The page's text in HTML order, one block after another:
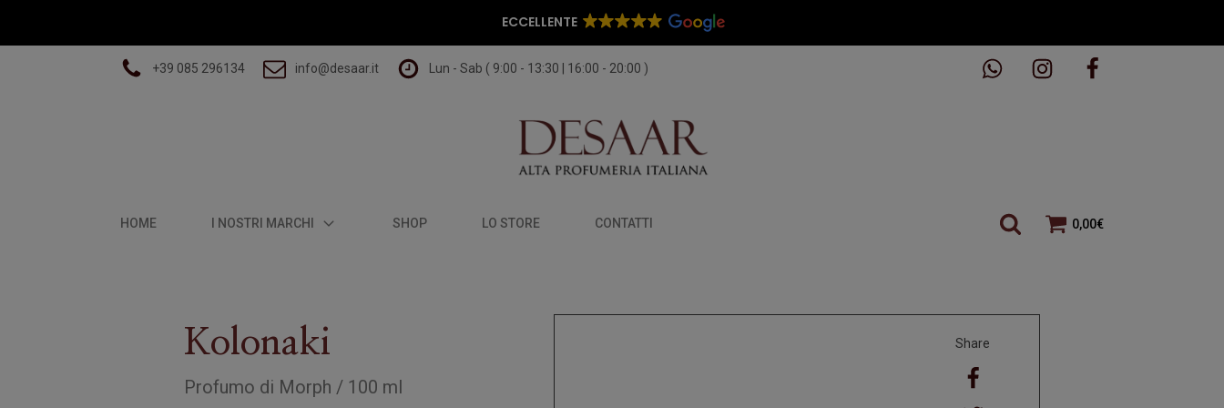
ECCELLENTE
+39 085 296134 info@desaar.it Lun - Sab ( 9:00 - 13:30 | 16:00 - 20:00 )
HOME I NOSTRI MARCHI SHOP LO STORE CONTATTI 0,00€
Kolonaki
Profumo di Morph / 100 ml
Share